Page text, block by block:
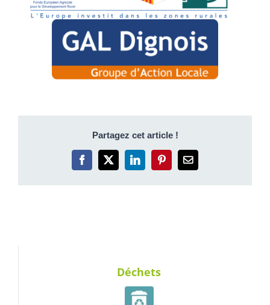
Partagez cet article !
Facebook
X LinkedInPinterestEmail
Déchets